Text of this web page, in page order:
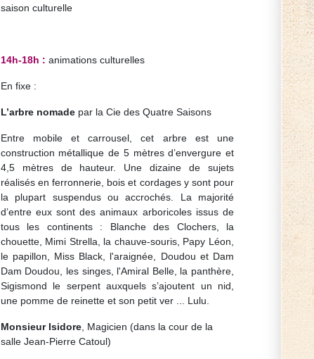
saison culturelle
14h-18h : animations culturelles
En fixe :
L’arbre nomadepar la Cie des Quatre Saisons
Entre mobile et carrousel, cet arbre est une
construction métallique de 5 mètres d’envergure et
4,5 mètres de hauteur. Une dizaine de sujets
réalisés en ferronnerie, bois et cordages y sont pour
la plupart suspendus ou accrochés. La majorité
d’entre eux sont des animaux arboricoles issus de
tous les continents : Blanche des Clochers, la
chouette, Mimi Strella, la chauve-souris, Papy Léon,
le papillon, Miss Black, l'araignée, Doudou et Dam
Dam Doudou, les singes, l'Amiral Belle, la panthère,
Sigismond le serpent auxquels s’ajoutent un nid,
une pomme de reinette et son petit ver ... Lulu.
Monsieur Isidore, Magicien (dans la cour de la
salle Jean-Pierre Catoul)